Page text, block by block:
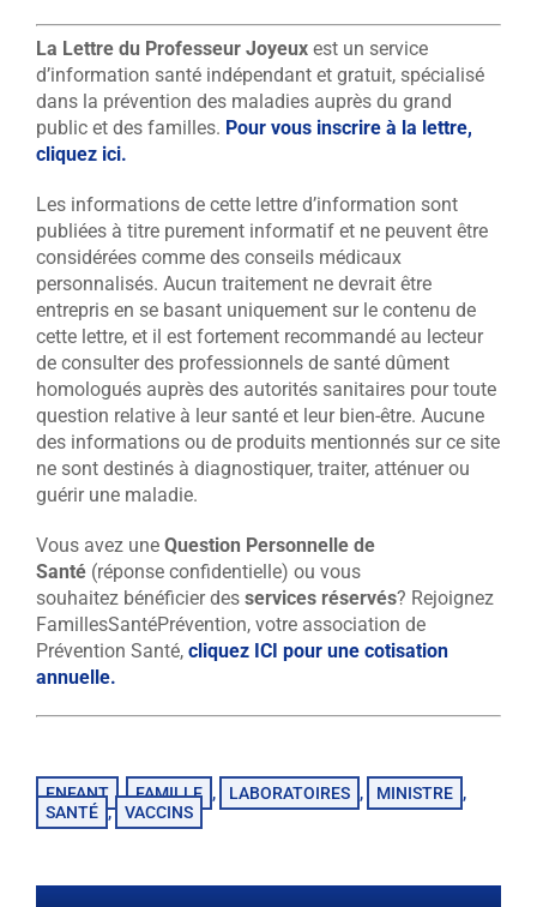
La Lettre du Professeur Joyeuxest un service
d’information santé indépendant et gratuit, spécialisé
dans la prévention des maladies auprès du grand
public et des familles. Pour vous inscrire à la lettre,
cliquez ici.
Les informations de cette lettre d’information sont
publiées à titre purement informatif et ne peuvent être
considérées comme des conseils médicaux
personnalisés. Aucun traitement ne devrait être
entrepris en se basant uniquement sur le contenu de
cette lettre, et il est fortement recommandé au lecteur
de consulter des professionnels de santé dûment
homologués auprès des autorités sanitaires pour toute
question relative à leur santé et leur bien-être. Aucune
des informations ou de produits mentionnés sur ce site
ne sont destinés à diagnostiquer, traiter, atténuer ou
guérir une maladie.
Vous avez une Question Personnelle de
Santé(réponse confidentielle) ou vous
souhaitez bénéficier des services réservés? Rejoignez
FamillesSantéPrévention, votre association de
Prévention Santé, cliquez ICI pour une cotisation
annuelle.
ENFANT , FAMILLE , LABORATOIRES , MINISTRE ,
SANTÉ , VACCINS